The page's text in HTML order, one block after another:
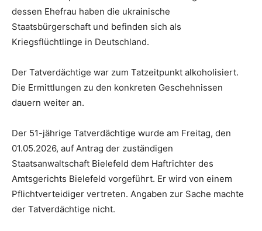
dessen Ehefrau haben die ukrainische
Staatsbürgerschaft und befinden sich als
Kriegsflüchtlinge in Deutschland.
Der Tatverdächtige war zum Tatzeitpunkt alkoholisiert.
Die Ermittlungen zu den konkreten Geschehnissen
dauern weiter an.
Der 51-jährige Tatverdächtige wurde am Freitag, den
01.05.2026, auf Antrag der zuständigen
Staatsanwaltschaft Bielefeld dem Haftrichter des
Amtsgerichts Bielefeld vorgeführt. Er wird von einem
Pflichtverteidiger vertreten. Angaben zur Sache machte
der Tatverdächtige nicht.